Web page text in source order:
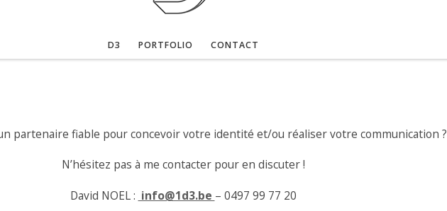
D3 PORTFOLIO CONTACT
partenaire fiable pour concevoir votre identité et/ou réaliser votre communication ?
N’hésitez pas à me contacter pour en discuter !
David NOEL : info@1d3.be – 0497 99 77 20